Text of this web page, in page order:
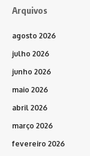
Arquivos
agosto 2026
julho 2026
junho 2026
maio 2026
abril 2026
março 2026
fevereiro 2026